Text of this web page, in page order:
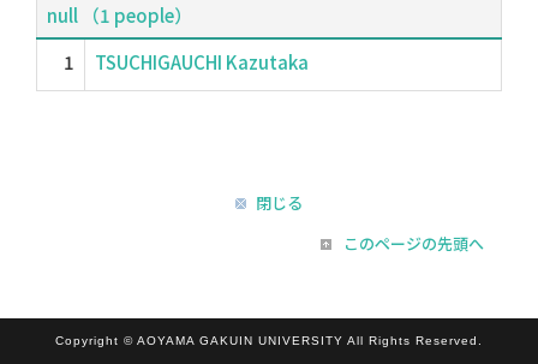
null （1 people）
1
TSUCHIGAUCHI Kazutaka
閉じる
このページの先頭へ
Copyright © AOYAMA GAKUIN UNIVERSITY All Rights Reserved.